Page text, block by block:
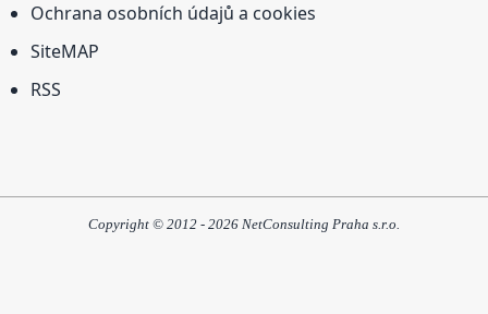
Ochrana osobních údajů a cookies
SiteMAP
RSS
Copyright © 2012 - 2026 NetConsulting Praha s.r.o.